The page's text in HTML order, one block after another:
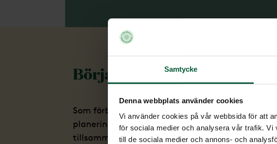
Samtycke
Denna webbplats använder cookies
Vi använder cookies på vår webbsida för att
för sociala medier och analysera vår trafik. Vi
till de sociala medier och annons- och
Börja planera digitalt
Som förberedelse inför mötet med oss kan du
planeringen digitalt. Då har vi något att utgå
tillsammans ska skapa en vacker och